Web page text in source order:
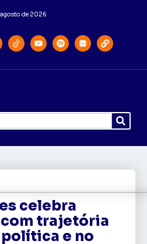
agosto de 2026
celebra
trajetória
e no